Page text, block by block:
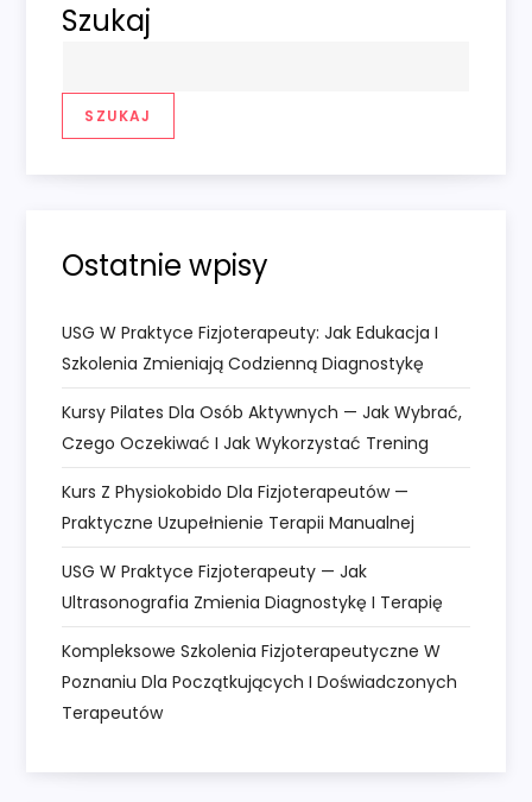
a
c
j
w
p
i
s
u
Szukaj
SZUKAJ
Ostatnie wpisy
USG W Praktyce Fizjoterapeuty: Jak Edukacja I
Szkolenia Zmieniają Codzienną Diagnostykę
Kursy Pilates Dla Osób Aktywnych — Jak Wybrać,
Czego Oczekiwać I Jak Wykorzystać Trening
Kurs Z Physiokobido Dla Fizjoterapeutów —
Praktyczne Uzupełnienie Terapii Manualnej
USG W Praktyce Fizjoterapeuty — Jak
Ultrasonografia Zmienia Diagnostykę I Terapię
Kompleksowe Szkolenia Fizjoterapeutyczne W
Poznaniu Dla Początkujących I Doświadczonych
Terapeutów